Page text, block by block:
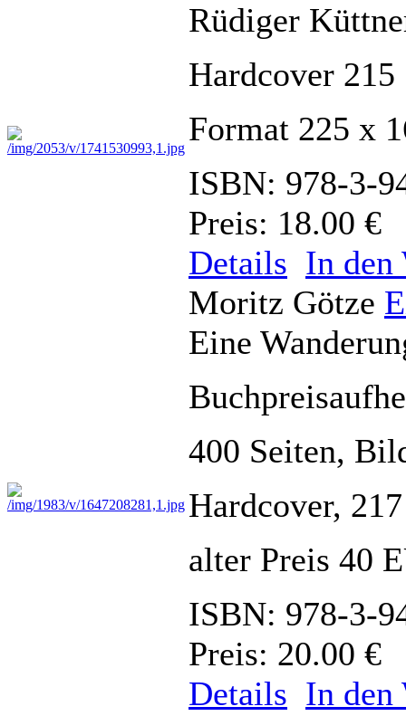
Rüdiger
Hardcover
Format 225 x
ISBN: 978-3-
Preis: 18.00 €
Details In den
Moritz Götze
Eine
400 Seiten,
Hardcover,
alter Preis 40
ISBN: 978-3-
Preis: 20.00 €
Details In den